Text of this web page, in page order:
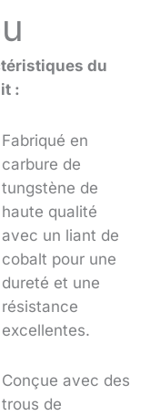
du
:
Fabriqué en
carbure de
tungstène de
haute qualité
avec un liant de
cobalt pour une
dureté et une
résistance
excellentes.
Conçue avec des
trous de